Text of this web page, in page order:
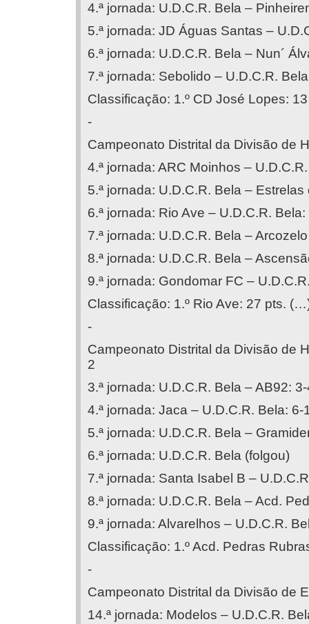
4.ª jornada: U.D.C.R. Bela –
5.ª jornada: JD Águas Santas –
6.ª jornada: U.D.C.R. Bela – Nun´
7.ª jornada: Sebolido – U.D.C.R.
Classificação: 1.º CD José Lopes:
-
Campeonato Distrital da Divisão de
4.ª jornada: ARC Moinhos –
5.ª jornada: U.D.C.R. Bela –
6.ª jornada: Rio Ave – U.D.C.R.
7.ª jornada: U.D.C.R. Bela –
8.ª jornada: U.D.C.R. Bela –
9.ª jornada: Gondomar FC –
Classificação: 1.º Rio Ave: 27 pts.
-
Campeonato Distrital da Divisão de
2
3.ª jornada: U.D.C.R. Bela – AB92:
4.ª jornada: Jaca – U.D.C.R. Bela: 6-
5.ª jornada: U.D.C.R. Bela –
6.ª jornada: U.D.C.R. Bela (folgou)
7.ª jornada: Santa Isabel B –
8.ª jornada: U.D.C.R. Bela – Acd.
9.ª jornada: Alvarelhos – U.D.C.R.
Classificação: 1.º Acd. Pedras
-
Campeonato Distrital da Divisão de
14.ª jornada: Modelos – U.D.C.R.